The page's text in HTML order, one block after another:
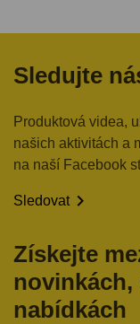
Sledujte
Produktová videa,
našich aktivitách a
na naší Facebook
Sledovat
Získejte
novinkách,
nabídkách